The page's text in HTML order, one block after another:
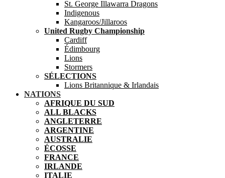
St. George Illawarra Dragons
Indigenous
Kangaroos/Jillaroos
United Rugby Championship
Cardiff
Édimbourg
Lions
Stormers
SÉLECTIONS
Lions Britannique & Irlandais
NATIONS
AFRIQUE DU SUD
ALL BLACKS
ANGLETERRE
ARGENTINE
AUSTRALIE
ÉCOSSE
FRANCE
IRLANDE
ITALIE